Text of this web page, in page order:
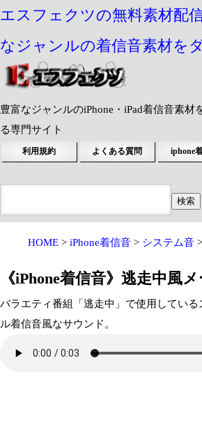
エスフェクツの無料素材配
なジャンルの着信音素材を
豊富なジャンルのiPhone・iPad着信音素材
る専門サイト
利用規約 よくある質問 iphone
HOME iPhone着信音 システム音
《iPhone着信音》逃走中風
バラエティ番組「逃走中」で使用してい
ル着信音風なサウンド。